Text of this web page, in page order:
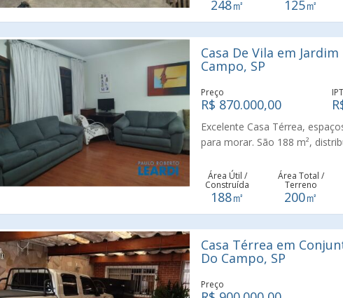
248㎡ 125㎡
Casa De Vila em
Campo, SP
Preço
R$ 870.000,00
Excelente Casa Térrea,
para morar. São 188 m²,
planejados, banheiro,
fundos com churrasqueira,
lavanderia. Bairro residencial
cidade. Aceita financiamento
espaço. ACEITA PERMUTA
vaga, com elevador, na região
Área Útil /
Construída
188㎡
Área Total /
Terreno
200㎡
Casa Térrea em
Do Campo, SP
Preço